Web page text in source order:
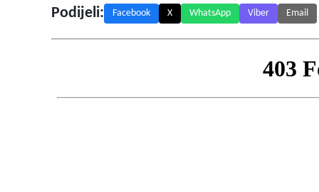
Podijeli: Facebook X WhatsApp Viber Email